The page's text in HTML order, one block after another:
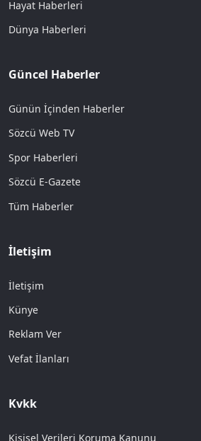
Hayat Haberleri
Dünya Haberleri
Güncel Haberler
Günün İçinden Haberler
Sözcü Web TV
Spor Haberleri
Sözcü E-Gazete
Tüm Haberler
İletişim
İletişim
Künye
Reklam Ver
Vefat İlanları
Kvkk
Kişisel Verileri Koruma Kanunu